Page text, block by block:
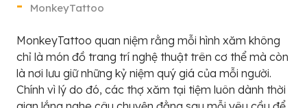
MonkeyTattoo
MonkeyTattoo quan niệm rằng mỗi hình xăm không
chỉ là món đồ trang trí nghệ thuật trên cơ thể mà còn
là nơi lưu giữ những kỷ niệm quý giá của mỗi người.
Chính vì lý do đó, các thợ xăm tại tiệm luôn dành thời